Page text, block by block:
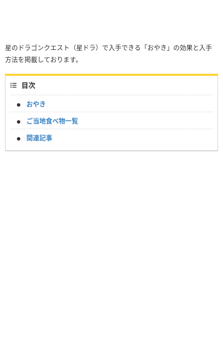
星のドラゴンクエスト（星ドラ）で入手できる「おやき」の効果と入手
方法を掲載しております。
目次
おやき
ご当地食べ物一覧
関連記事